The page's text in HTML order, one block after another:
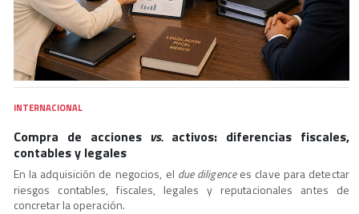
INTERNACIONAL
Compra de acciones vs.activos: diferencias fiscales,
contables y legales
En la adquisición de negocios, el due diligencees clave para detectar
riesgos contables, fiscales, legales y reputacionales antes de
concretar la operación.